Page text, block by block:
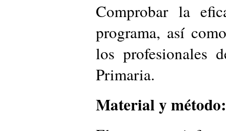
Comprobar la
programa, así
los profesionales
Primaria.
Material y método: